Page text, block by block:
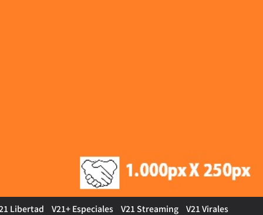
Libertad V21+ Especiales V21 Streaming V21 Virales